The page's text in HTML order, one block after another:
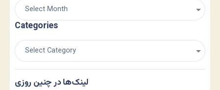
Categories
لینک‌ها در چنین روزی